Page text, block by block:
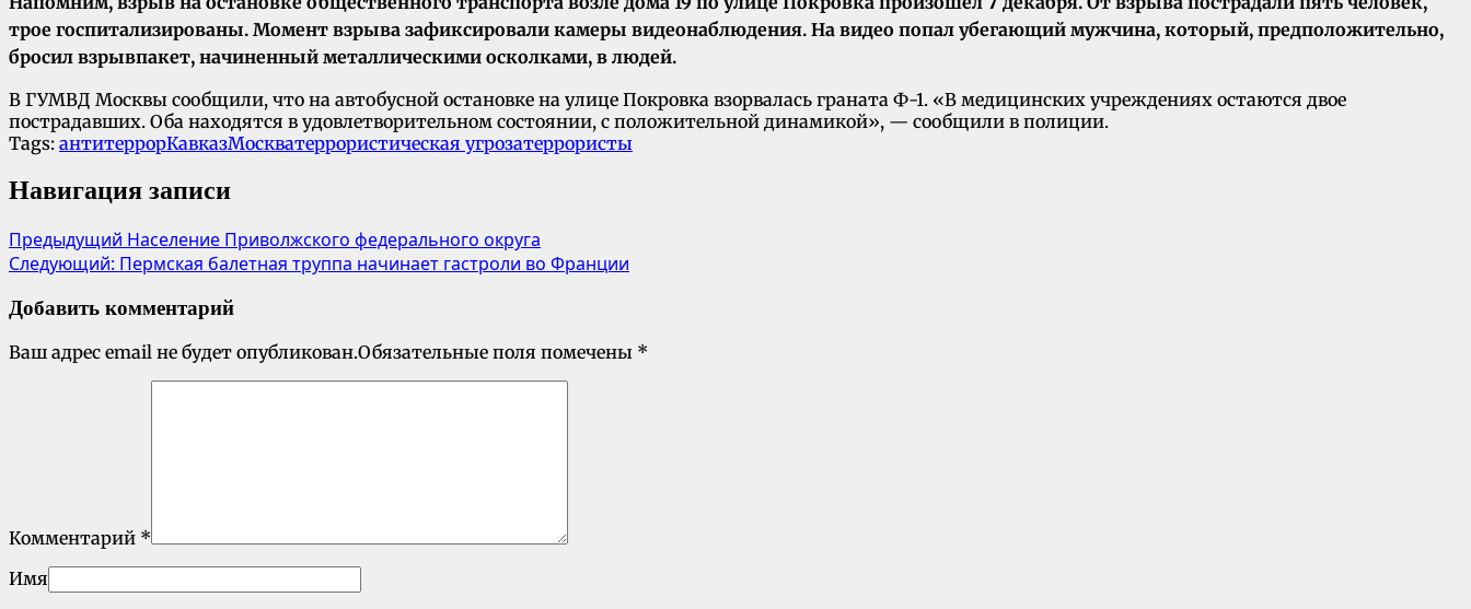
трое госпитализированы. Момент взрыва зафиксировали камеры видеонаблюдения. На видео попал убегающий мужчина, который, предположительно,
бросил взрывпакет, начиненный металлическими осколками, в людей.
В ГУМВД Москвы сообщили, что на автобусной остановке на улице Покровка взорвалась граната Ф-1. «В медицинских учреждениях остаются двое
пострадавших. Оба находятся в удовлетворительном состоянии, с положительной динамикой», — сообщили в полиции.
Tags: антитеррорКавказМоскватеррористическая угрозатеррористы
Навигация записи
Предыдущий Население Приволжского федерального округа
Следующий: Пермская балетная труппа начинает гастроли во Франции
Добавить комментарий
Ваш адрес email не будет опубликован.Обязательные поля помечены *
Комментарий *
Имя